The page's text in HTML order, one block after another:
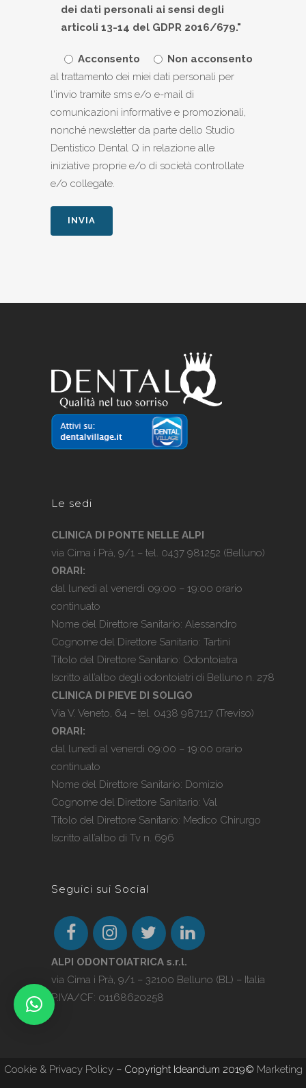
dei dati personali ai sensi degli
articoli 13-14 del GDPR 2016/679."
Acconsento
Non acconsento
al trattamento dei miei dati personali per
l'invio tramite sms e/o e-mail di
comunicazioni informative e promozionali,
nonché newsletter da parte dello Studio
Dentistico Dental Q in relazione alle
iniziative proprie e/o di società controllate
e/o collegate.
Le sedi
CLINICA DI PONTE NELLE ALPI
via Cima i Prà, 9/1 – tel. 0437 981252 (Belluno)
ORARI:
dal lunedì al venerdì 09:00 – 19:00 orario
continuato
Nome del Direttore Sanitario: Alessandro
Cognome del Direttore Sanitario: Tartini
Titolo del Direttore Sanitario: Odontoiatra
Iscritto all’albo degli odontoiatri di Belluno n. 278
CLINICA DI PIEVE DI SOLIGO
Via V. Veneto, 64 – tel. 0438 987117 (Treviso)
ORARI:
dal lunedì al venerdì 09:00 – 19:00 orario
continuato
Nome del Direttore Sanitario: Domizio
Cognome del Direttore Sanitario: Val
Titolo del Direttore Sanitario: Medico Chirurgo
Iscritto all’albo di Tv n. 696
Seguici sui Social
ALPI ODONTOIATRICA s.r.l.
via Cima i Prà, 9/1 – 32100 Belluno (BL) – Italia
P.IVA/CF: 01168620258
Cookie & Privacy Policy– Copyright Ideandum 2019© Marketing